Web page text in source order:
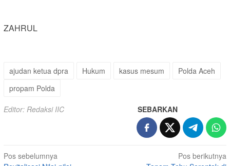
ZAHRUL
ajudan ketua dpra Hukum kasus mesum
Polda Aceh
propam Polda
Editor: Redaksi IIC SEBARKAN
Navigasi
Pos sebelumnya
Pos berikutnya